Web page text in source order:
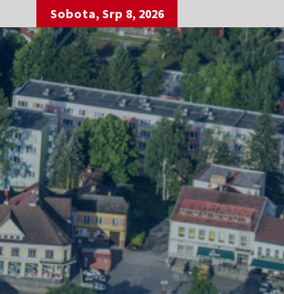
Sobota, Srp 8, 2026